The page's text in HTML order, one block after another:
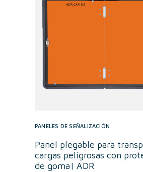
PANELES DE SEÑALIZACIÓN
Panel plegable para
cargas peligrosas con
de goma| ADR